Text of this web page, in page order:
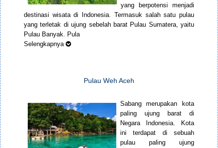
yang berpotensi menjadi
destinasi wisata di Indonesia. Termasuk salah satu pulau
yang terletak di ujung sebelah barat Pulau Sumatera, yaitu
Pulau Banyak. Pula
Selengkapnya
Pulau Weh Aceh
Sabang merupakan kota
paling ujung barat di
Negara Indonesia. Kota
ini terdapat di sebuah
pulau paling ujung